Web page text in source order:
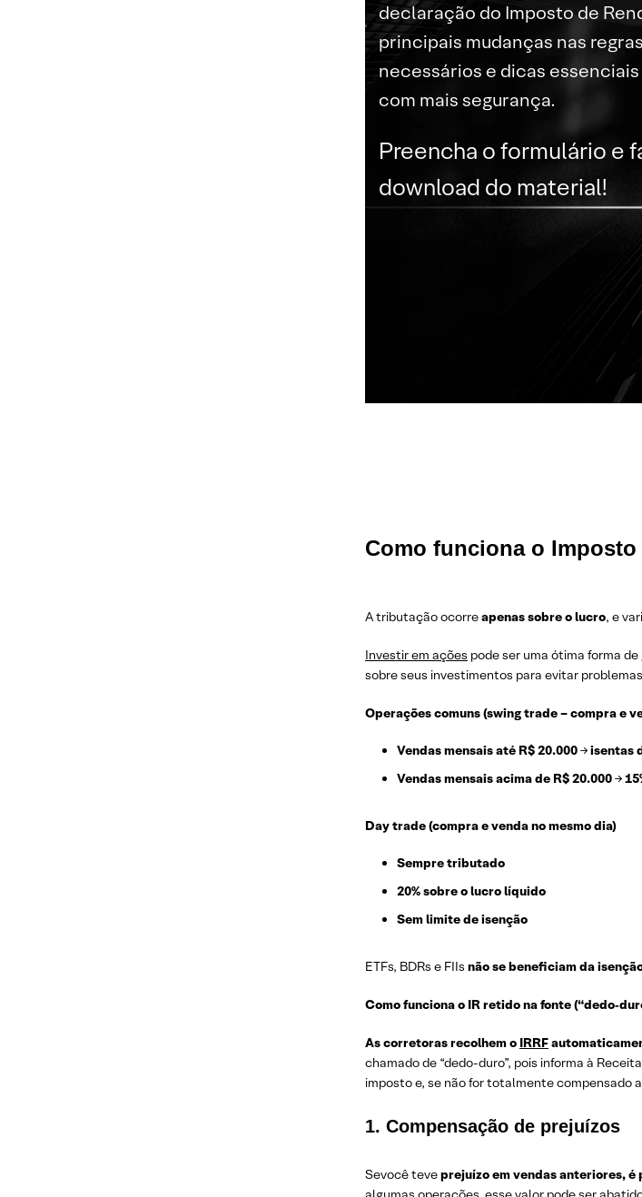
declaração do Imposto de
principais mudanças nas
necessários e dicas
com mais segurança.
Preencha o formulário e
download do material!
Como funciona o Imposto
A tributação ocorreapenas sobre o lucro, e
Investir em ações pode ser uma ótima forma
sobre seus investimentos para evitar
Operações comuns (swing trade – compra e
Vendas mensais até R$ 20.000→isentas
Vendas mensais acima de R$ 20.000→
Day trade (compra e venda no mesmo dia)
Sempre tributado
20% sobre o lucro líquido
Sem limite de isenção
ETFs, BDRs e FIIs não se beneficiam da
Como funciona o IR retido na fonte
As corretoras recolhem o IRRF
chamado de “dedo-duro”, pois informa à
imposto e, se não for totalmente compensado
1. Compensação de prejuízos
Sevocê teveprejuízo em vendas anteriores, é